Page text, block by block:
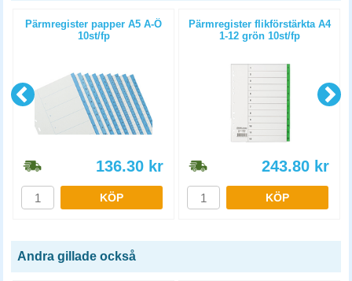
Pärmregister papper A5 A-Ö
10st/fp
136.30 kr
KÖP
Pärmregister flikförstärkta A4
1-12 grön 10st/fp
243.80 kr
KÖP
Andra gillade också